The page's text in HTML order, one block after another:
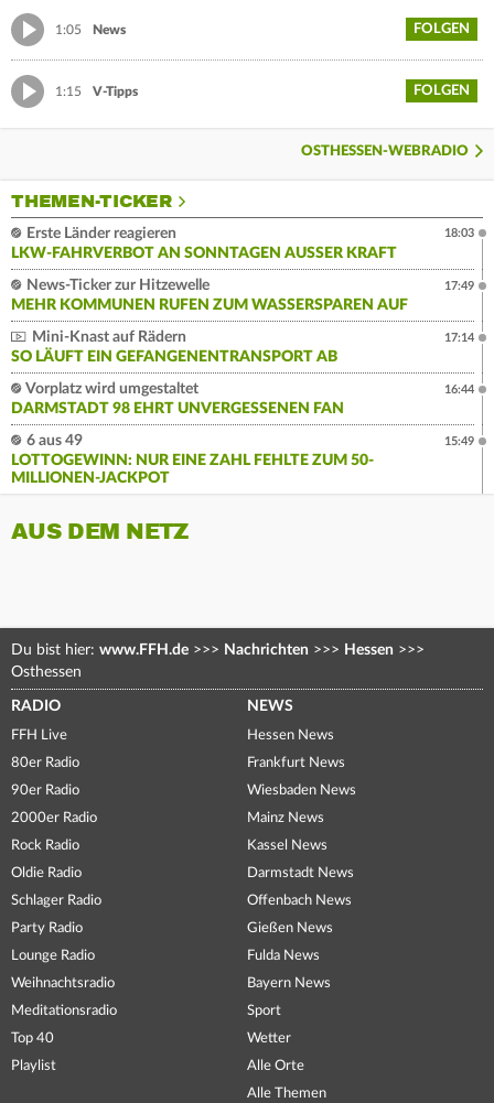
1:05 News FOLGEN
1:15 V-Tipps FOLGEN
OSTHESSEN-WEBRADIO
THEMEN-TICKER
Erste Länder reagieren
LKW-FAHRVERBOT AN SONNTAGEN AUSSER KRAFT
18:03
News-Ticker zur Hitzewelle
MEHR KOMMUNEN RUFEN ZUM WASSERSPAREN AUF
17:49
Mini-Knast auf Rädern
SO LÄUFT EIN GEFANGENENTRANSPORT AB
17:14
Vorplatz wird umgestaltet
DARMSTADT 98 EHRT UNVERGESSENEN FAN
16:44
6 aus 49
LOTTOGEWINN: NUR EINE ZAHL FEHLTE ZUM 50-
MILLIONEN-JACKPOT
15:49
AUS DEM NETZ
Du bist hier: www.FFH.de >>> Nachrichten >>> Hessen >>>
Osthessen
RADIO
FFH Live
80er Radio
90er Radio
2000er Radio
Rock Radio
Oldie Radio
Schlager Radio
Party Radio
Lounge Radio
Weihnachtsradio
Meditationsradio
Top 40
Playlist
NEWS
Hessen News
Frankfurt News
Wiesbaden News
Mainz News
Kassel News
Darmstadt News
Offenbach News
Gießen News
Fulda News
Bayern News
Sport
Wetter
Alle Orte
Alle Themen